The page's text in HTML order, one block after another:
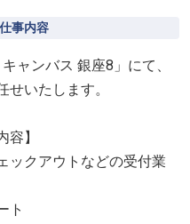
仕事内容
ャンバス 銀座8」にて、
せいたします。
】
ックアウトなどの受付業
ト